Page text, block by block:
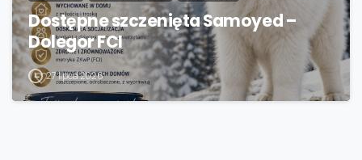
Dostępne szczenięta Samoyed –
Dolegor FCI
27 lipca 2026